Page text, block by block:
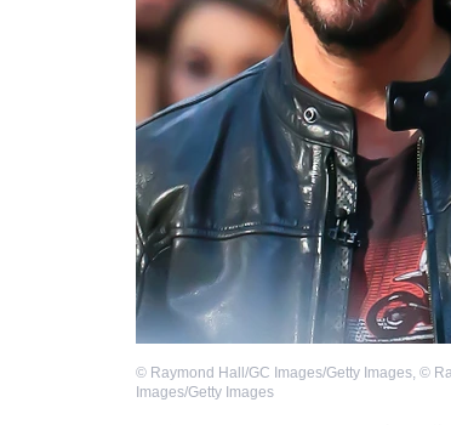
© Raymond Hall/GC Images/Getty Images, ©
Images/Getty Images